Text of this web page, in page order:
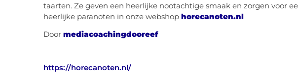
taarten. Ze geven een heerlijke nootachtige smaak en zorgen voor
heerlijke paranoten in onze webshop horecanoten.nl
Door mediacoachingdooreef
https://horecanoten.nl/